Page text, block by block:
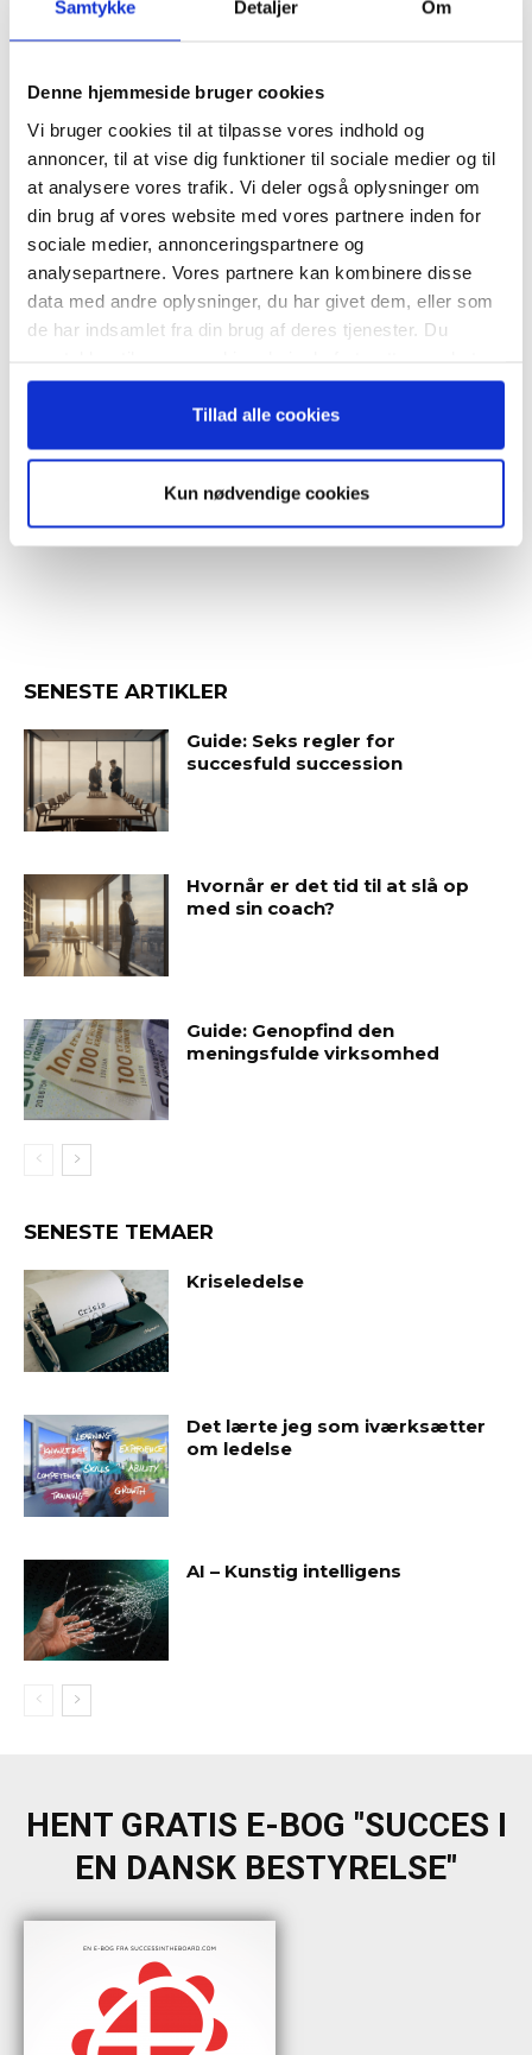
Samtykke Detaljer Om
Denne hjemmeside bruger cookies
Vi bruger cookies til at tilpasse vores indhold og
annoncer, til at vise dig funktioner til sociale medier og til
at analysere vores trafik. Vi deler også oplysninger om
din brug af vores website med vores partnere inden for
sociale medier, annonceringspartnere og
analysepartnere. Vores partnere kan kombinere disse
data med andre oplysninger, du har givet dem, eller som
de har indsamlet fra din brug af deres tjenester. Du
anvende vores hjemmeside.
Tillad alle cookies
Kun nødvendige cookies
valgmuligheder
RELATEREDE ARTIKLER
Guide: Seks regler for
succesfuld succession
Hvornår er det tid til at slå op
med sin coach?
SENESTE ARTIKLER
Guide: Seks regler for
succesfuld succession
Hvornår er det tid til at slå op
med sin coach?
Guide: Genopfind den
meningsfulde virksomhed
SENESTE TEMAER
Kriseledelse
Det lærte jeg som iværksætter
om ledelse
AI – Kunstig intelligens
HENT GRATIS E-BOG "SUCCES I
EN DANSK BESTYRELSE"
Tilmeld dig vores
nyhedsbrev
– og modtag Ole Borchs bog
“Succes i en dansk bestyrelse”
Bestyrelsesguidens ugentlige nyhedsbrev samt
Tilmeld